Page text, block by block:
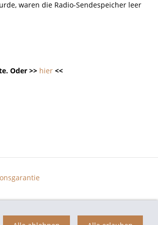
waren die Radio-Sendespeicher leer
Oder >> hier <<
und dienen hier nur der Beschreibung.